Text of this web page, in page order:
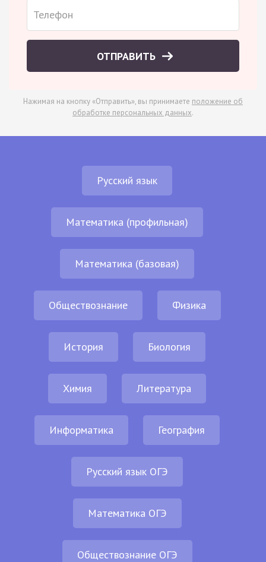
ОТПРАВИТЬ
Нажимая на кнопку «Отправить», вы принимаете положение об
обработке персональных данных.
Русский язык
Математика (профильная)
Математика (базовая)
Обществознание Физика
История Биология
Химия Литература
Информатика География
Русский язык ОГЭ
Математика ОГЭ
Обществознание ОГЭ